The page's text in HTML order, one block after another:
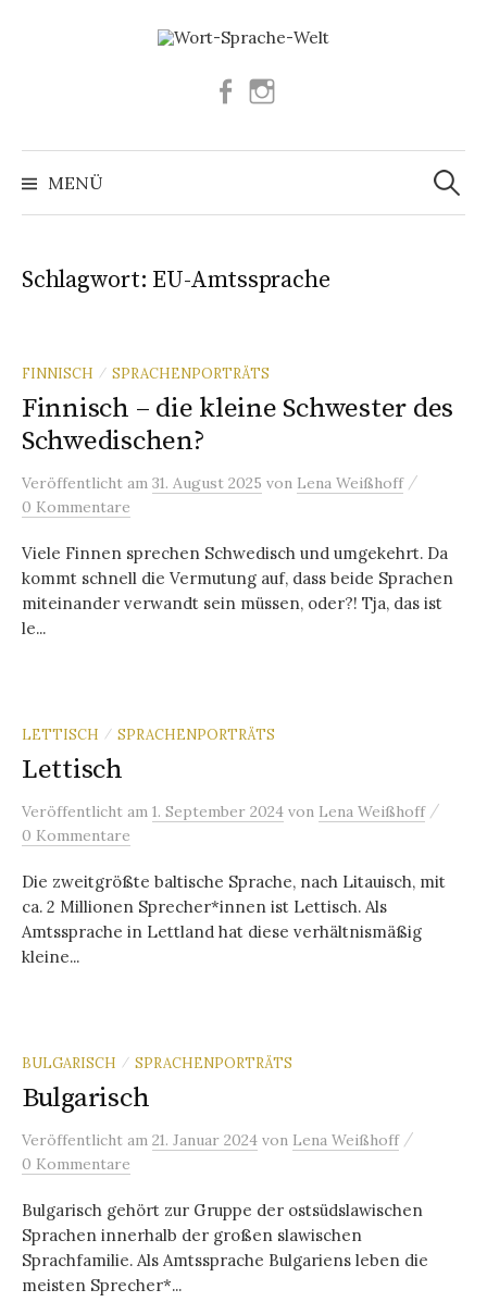
Facebook
MENÜ
Suchen
nach:
Schlagwort: EU-Amtssprache
FINNISCH / SPRACHENPORTRÄTS
Finnisch – die kleine Schwester des
Schwedischen?
Veröffentlicht am 31. August 2025 von Lena Weißhoff /
0 Kommentare
Viele Finnen sprechen Schwedisch und umgekehrt. Da
kommt schnell die Vermutung auf, dass beide Sprachen
miteinander verwandt sein müssen, oder?! Tja, das ist
le...
LETTISCH / SPRACHENPORTRÄTS
Lettisch
Veröffentlicht am 1. September 2024 von Lena Weißhoff /
0 Kommentare
Die zweitgrößte baltische Sprache, nach Litauisch, mit
ca. 2 Millionen Sprecher*innen ist Lettisch. Als
Amtssprache in Lettland hat diese verhältnismäßig
kleine...
BULGARISCH / SPRACHENPORTRÄTS
Bulgarisch
Veröffentlicht am 21. Januar 2024 von Lena Weißhoff /
0 Kommentare
Bulgarisch gehört zur Gruppe der ostsüdslawischen
Sprachen innerhalb der großen slawischen
Sprachfamilie. Als Amtssprache Bulgariens leben die
meisten Sprecher*...